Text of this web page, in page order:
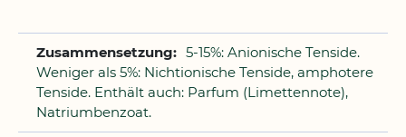
5-15%: Anionische Tenside.
Weniger als 5%: Nichtionische Tenside, amphotere
Tenside. Enthält auch: Parfum (Limettennote),
Natriumbenzoat.